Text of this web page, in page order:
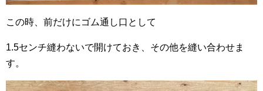
この時、前だけにゴム通し口として
1.5センチ縫わないで開けておき、その他を縫い合わせま
す。